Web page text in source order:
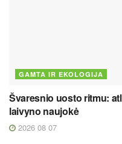
GAMTA IR EKOLOGIJA
Švaresnio uosto ritmu:
laivyno naujokė
2026 08 07